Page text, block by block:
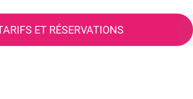
ET RÉSERVATIONS